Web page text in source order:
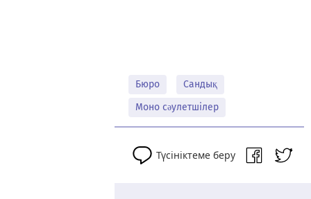
Бюро
Сандық
Моно сәулетшілер
Түсініктеме беру